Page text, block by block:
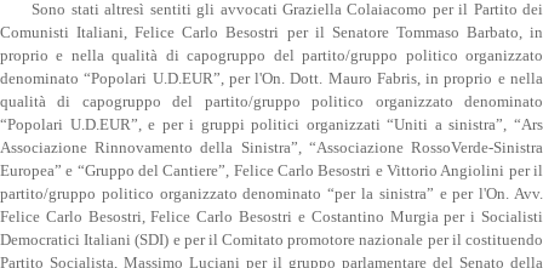
Sono stati altresì sentiti gli avvocati Graziella Colaiacomo per il Partito dei
Comunisti Italiani, Felice Carlo Besostri per il Senatore Tommaso Barbato, in
proprio e nella qualità di capogruppo del partito/gruppo politico organizzato
denominato “Popolari U.D.EUR”, per l'On. Dott. Mauro Fabris, in proprio e nella
qualità di capogruppo del partito/gruppo politico organizzato denominato
“Popolari U.D.EUR”, e per i gruppi politici organizzati “Uniti a sinistra”, “Ars
Associazione Rinnovamento della Sinistra”, “Associazione RossoVerde-Sinistra
Europea” e “Gruppo del Cantiere”, Felice Carlo Besostri e Vittorio Angiolini per il
partito/gruppo politico organizzato denominato “per la sinistra” e per l'On. Avv.
Felice Carlo Besostri, Felice Carlo Besostri e Costantino Murgia per i Socialisti
Democratici Italiani (SDI) e per il Comitato promotore nazionale per il costituendo
Partito Socialista, Massimo Luciani per il gruppo parlamentare del Senato della